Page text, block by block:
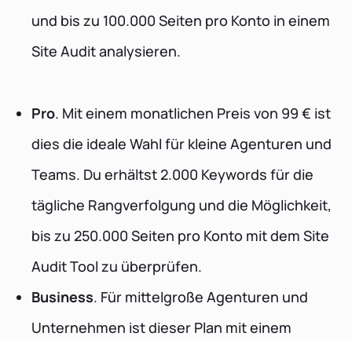
und bis zu 100.000 Seiten pro Konto in einem
Site Audit analysieren.
Pro. Mit einem monatlichen Preis von 99 € ist
dies die ideale Wahl für kleine Agenturen und
Teams. Du erhältst 2.000 Keywords für die
tägliche Rangverfolgung und die Möglichkeit,
bis zu 250.000 Seiten pro Konto mit dem Site
Audit Tool zu überprüfen.
Business. Für mittelgroße Agenturen und
Unternehmen ist dieser Plan mit einem